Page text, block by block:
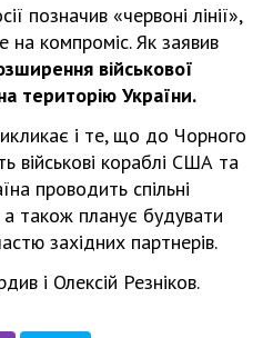
позначив «червоні лінії»,
на компроміс. Як заявив
військової
територію України.
і те, що до Чорного
військові кораблі США та
проводить спільні
також планує будувати
західних партнерів.
і Олексій Резніков.